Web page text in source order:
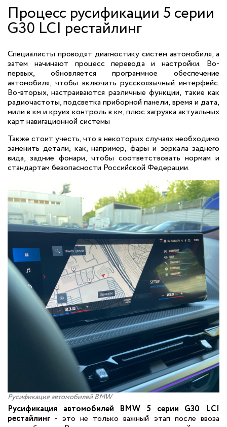
Процесс русификации 5 серии
G30 LCI рестайлинг
Специалисты проводят диагностику систем автомобиля, а
затем начинают процесс перевода и настройки. Во-
первых, обновляется программное обеспечение
автомобиля, чтобы включить русскоязычный интерфейс.
Во-вторых, настраиваются различные функции, такие как
радиочастоты, подсветка приборной панели, время и дата,
мили в км и круиз контроль в км, плюс загрузка актуальных
карт навигационной системы
Также стоит учесть, что в некоторых случаях необходимо
заменить детали, как, например, фары и зеркала заднего
вида, задние фонари, чтобы соответствовать нормам и
стандартам безопасности Российской Федерации.
Русификация автомобилей BMW
Русификация автомобилей BMW 5 серии G30 LCI
рестайлинг - это не только важный этап после ввоза